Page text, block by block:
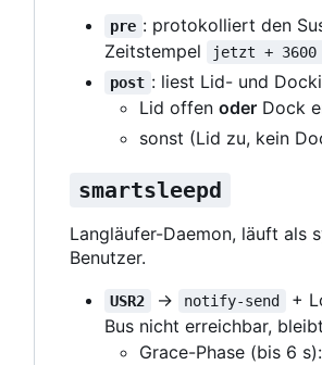
pre : protokolliert den
Zeitstempel
jetzt + 3600
post : liest Lid- und
Lid offen oder Dock
sonst (Lid zu, kein
smartsleepd
Langläufer-Daemon, läuft als
Benutzer.
USR2 → notify-send +
Bus nicht erreichbar,
Grace-Phase (bis 6